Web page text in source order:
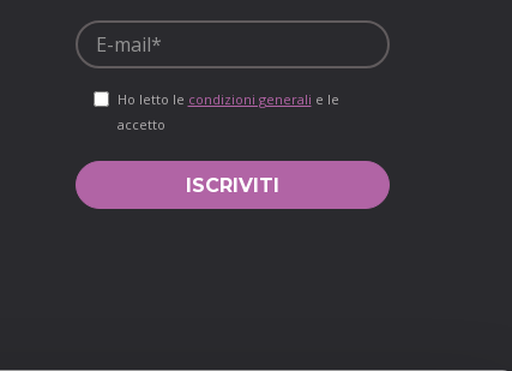
Ho letto le condizioni generali e le
accetto